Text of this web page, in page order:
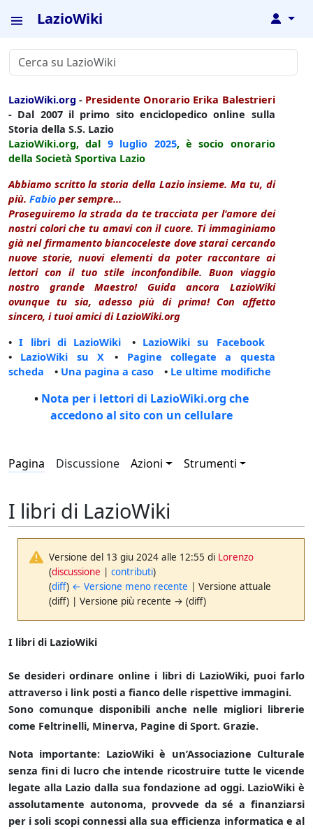
LazioWiki ↓
LazioWiki.org - Presidente Onorario Erika Balestrieri
- Dal 2007 il primo sito enciclopedico online sulla
Storia della S.S. Lazio
LazioWiki.org, dal 9 luglio 2025, è socio onorario
della Società Sportiva Lazio
Abbiamo scritto la storia della Lazio insieme. Ma tu, di
più. Fabio per sempre...
Proseguiremo la strada da te tracciata per l'amore dei
nostri colori che tu amavi con il cuore. Ti immaginiamo
già nel firmamento biancoceleste dove starai cercando
nuove storie, nuovi elementi da poter raccontare ai
lettori con il tuo stile inconfondibile. Buon viaggio
nostro grande Maestro! Guida ancora LazioWiki
ovunque tu sia, adesso più di prima! Con affetto
sincero, i tuoi amici di LazioWiki.org
•I libri di LazioWiki • LazioWiki su Facebook
• LazioWiki su X • Pagine collegate a questa
scheda • Una pagina a caso • Le ultime modifiche
• Nota per i lettori di LazioWiki.org che
accedono al sito con un cellulare
Pagina Discussione Azioni Strumenti
I libri di LazioWiki
Versione del 13 giu 2024 alle 12:55 di Lorenzo
(discussione |contributi)
(diff) ← Versione meno recente | Versione attuale
(diff) | Versione più recente → (diff)
I libri di LazioWiki
Se desideri ordinare online i libri di LazioWiki, puoi farlo
attraverso i link posti a fianco delle rispettive immagini.
Sono comunque disponibili anche nelle migliori librerie
come Feltrinelli, Minerva, Pagine di Sport. Grazie.
Nota importante: LazioWiki è un’Associazione Culturale
senza fini di lucro che intende ricostruire tutte le vicende
legate alla Lazio dalla sua fondazione ad oggi. LazioWiki è
assolutamente autonoma, provvede da sé a finanziarsi
per i soli scopi connessi alla sua efficienza informatica e al